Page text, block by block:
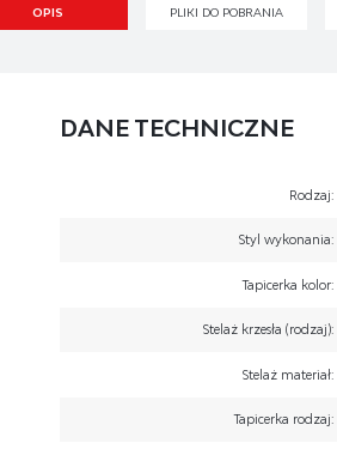
OPIS PLIKI DO POBRANIA
DANE TECHNICZNE
Rodzaj:
Styl wykonania:
Tapicerka kolor:
Stelaż krzesła (rodzaj):
Stelaż materiał:
Tapicerka rodzaj: